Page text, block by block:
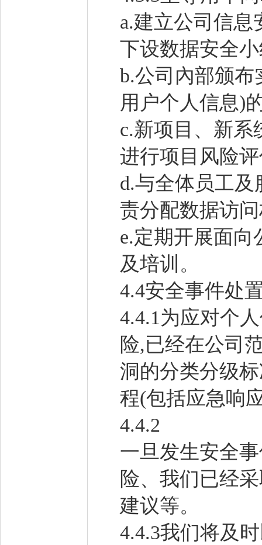
a.建立公司信
下设数据安全
b.公司內部颁
用户个人信息)
c.新项目、新系
进行项目风险
d.与全体员工
责分配数据访
e.定期开展面
及培训。
4.4安全事件处
4.4.1为应对个
险,已经在公司
洞的分类分级
程(包括应急响
4.4.2
一旦发生安全
险、我们已经
建议等。
4.4.3我们将及